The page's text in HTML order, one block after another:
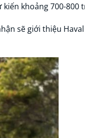
khoảng 700-800
sẽ giới thiệu